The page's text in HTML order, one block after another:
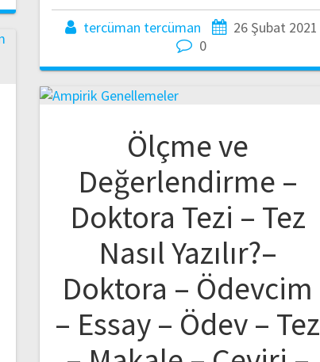
tercüman tercüman
26 Şubat 2021
0
Ölçme ve
Değerlendirme –
Doktora Tezi – Tez
Nasıl Yazılır?–
Doktora – Ödevcim
– Essay – Ödev – Tez